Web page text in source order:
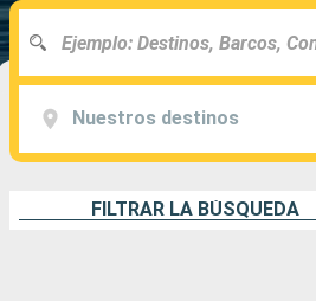
Nuestros destinos
FILTRAR LA BÚSQUEDA